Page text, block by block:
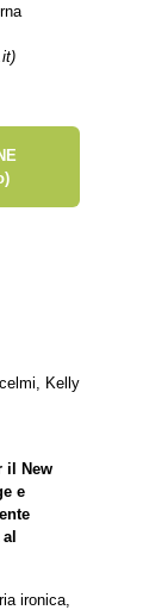
Kelly
il New
e
ironica,